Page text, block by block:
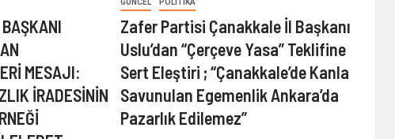
MESAJI:
İRADESİNİN
GÜNCEL POLITIKA
Zafer Partisi Çanakkale İl Başkanı
Uslu’dan “Çerçeve Yasa” Teklifine
Sert Eleştiri ; “Çanakkale’de Kanla
Savunulan Egemenlik Ankara’da
Pazarlık Edilemez”